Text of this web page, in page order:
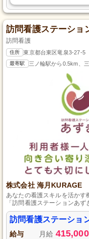
訪問看護ステーショ
訪問看護
住所 東京都台東区竜泉3-27-5
最寄駅 三ノ輪駅から0.5km、
株式会社 海月KURAGE
あなたの看護スキルを活かす
「訪問看護ステーションあ
集しています。未経験の方
識を身につけ、経験を積む
を大切にし、チームとして
ビスを提供しませんか？
訪問看護ステーショ
給与 月給 415,000